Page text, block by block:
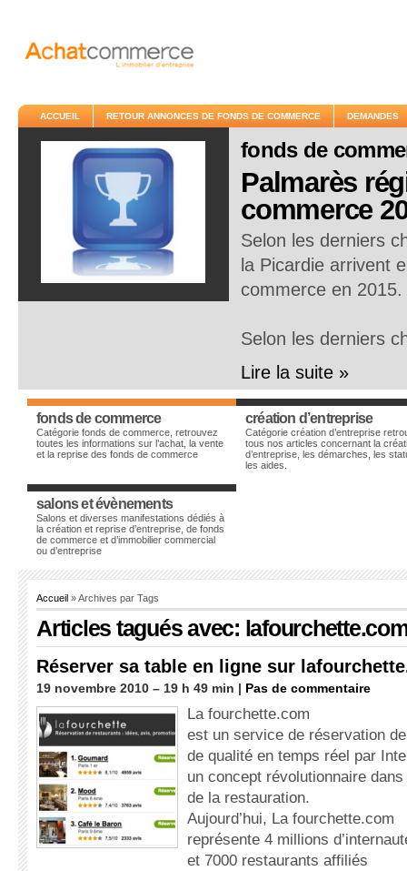
ACCUEIL RETOUR ANNONCES DE FONDS DE COMMERCE DEMANDES
fonds de
Palmarès
commerce
Selon les derniers
la Picardie arrivent
commerce en 2015.
Selon les derniers
Lire la suite »
fonds de commerce
Catégorie fonds de commerce, retrouvez
toutes les informations sur l’achat, la vente
et la reprise des fonds de commerce
création d’entreprise
Catégorie création d’entreprise
tous nos articles concernant la
d’entreprise, les démarches, les
les aides.
salons et évènements
Salons et diverses manifestations dédiés à
la création et reprise d’entreprise, de fonds
de commerce et d’immobilier commercial
ou d’entreprise
Accueil » Archives par Tags
Articles tagués avec:
Réserver sa table en ligne sur
19 novembre 2010 – 19 h 49 min | Pas de commentaire
La fourchette.com
est un service de réservation
de qualité en temps réel par
un concept révolutionnaire
de la restauration.
Aujourd’hui, La fourchette.com
représente 4 millions
et 7000 restaurants affiliés